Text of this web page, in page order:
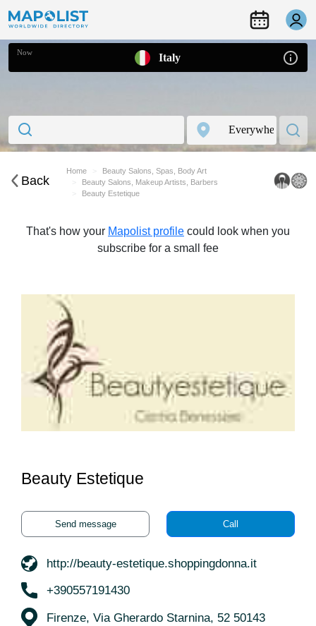
Now Italy
Back
Home
Beauty Salons, Spas, Body Art
Beauty Salons, Makeup Artists, Barbers
Beauty Estetique
That's how your Mapolist profile could look when you
subscribe for a small fee
Beauty Estetique
Send message Call
http://beauty-estetique.shoppingdonna.it
+390557191430
Firenze, Via Gherardo Starnina, 52 50143